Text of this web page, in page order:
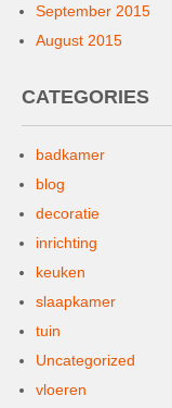
September 2015
August 2015
CATEGORIES
badkamer
blog
decoratie
inrichting
keuken
slaapkamer
tuin
Uncategorized
vloeren